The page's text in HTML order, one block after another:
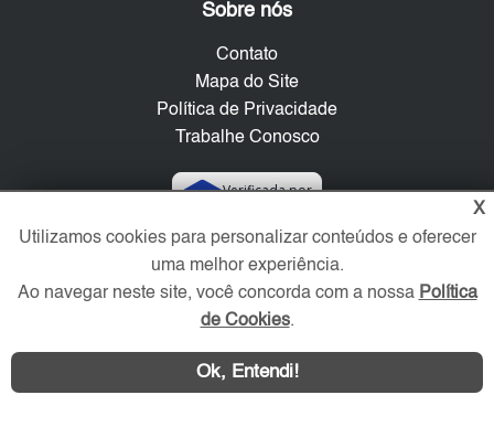
Sobre nós
Contato
Mapa do Site
Política de Privacidade
Trabalhe Conosco
Verificada por
Redes Sociais
X
Utilizamos cookies para personalizar conteúdos e oferecer
uma melhor experiência.
Ao navegar neste site, você concorda com a nossa Política
de Cookies.
Ok, Entendi!